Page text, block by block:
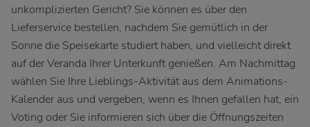
unkomplizierten Gericht? Sie können es über den
Lieferservice bestellen, nachdem Sie gemütlich in der
Sonne die Speisekarte studiert haben, und vielleicht direkt
auf der Veranda Ihrer Unterkunft genießen. Am Nachmittag
wählen Sie Ihre Lieblings-Aktivität aus dem Animations-
Kalender aus und vergeben, wenn es Ihnen gefallen hat, ein
Voting oder Sie informieren sich über die Öffnungszeiten